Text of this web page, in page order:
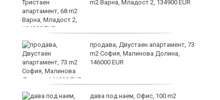
m2 Варна, Младост 2, 134900 EUR
продава, Двустаен апартамент, 73
m2 София, Малинова Долина,
146000 EUR
дава под наем, Офис, 100 m2